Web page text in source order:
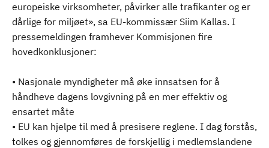
europeiske virksomheter, påvirker alle trafikanter og er
dårlige for miljøet», sa EU-kommissær Siim Kallas. I
pressemeldingen framhever Kommisjonen fire
hovedkonklusjoner:
• Nasjonale myndigheter må øke innsatsen for å
håndheve dagens lovgivning på en mer effektiv og
ensartet måte
• EU kan hjelpe til med å presisere reglene. I dag forstås,
tolkes og gjennomføres de forskjellig i medlemslandene